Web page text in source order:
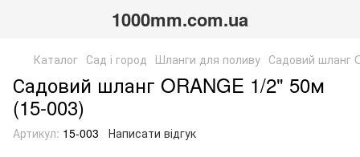
1000mm.com.ua
Каталог Сад і город Шланги для поливу Садовий шланг
Садовий шланг ORANGE 1/2" 50м
(15-003)
Артикул: 15-003 Написати відгук